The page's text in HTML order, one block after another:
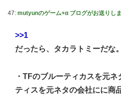
【ウマ娘】ウマ娘バストTOP20
ｗｗｗｗｗｗｗｗｗｗ
【日向坂46】Zepp Osaka、客
【速報】とある魔術の禁書目録
wwwwwwwwwwwww
47: mutyunのゲーム+α ブログがお送りしま
>>1
だったら、タカラトミーだな。
・TFのブルーティカスを元
ティスを元ネタの会社にに商